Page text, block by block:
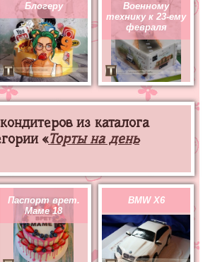
Блогеру
Военному
технику к 23-ему
февраля
из каталога
«Торты на день
Паспорт врет.
Маме 18
BMW X6